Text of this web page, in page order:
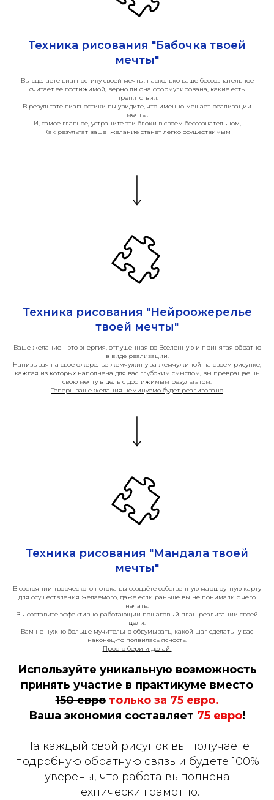
Техника рисования "Бабочка твоей
мечты"
Вы сделаете диагностику своей мечты: насколько ваше бессознательное
считает ее достижимой, верно ли она сформулирована, какие есть
препятствия.
В результате диагностики вы увидите, что именно мешает реализации
мечты.
И, самое главное, устраните эти блоки в своем бессознательном,
Как результат ваше желание станет легко осуществимым
Техника рисования "Нейроожерелье
твоей мечты"
Ваше желание – это энергия, отпущенная во Вселенную и принятая обратно
в виде реализации.
Нанизывая на свое ожерелье жемчужину за жемчужиной на своем рисунке,
каждая из которых наполнена для вас глубоким смыслом, вы превращаешь
свою мечту в цель с достижимым результатом.
Теперь ваше желания неминуемо будет реализовано
Техника рисования "Мандала твоей
мечты"
В состоянии творческого потока вы создаёте собственную маршрутную карту
для осуществления желаемого, даже если раньше вы не понимали с чего
начать.
Вы составите эффективно работающий пошаговый план реализации своей
цели.
Вам не нужно больше мучительно обдумывать, какой шаг сделать- у вас
наконец-то появилась ясность.
Просто бери и делай!
Используйте уникальную возможность
принять участие в практикуме вместо
150 евро только за 75 евро.
Ваша экономия составляет 75 евро!
На каждый свой рисунок вы получаете
подробную обратную связь и будете 100%
уверены, что работа выполнена
технически грамотно.